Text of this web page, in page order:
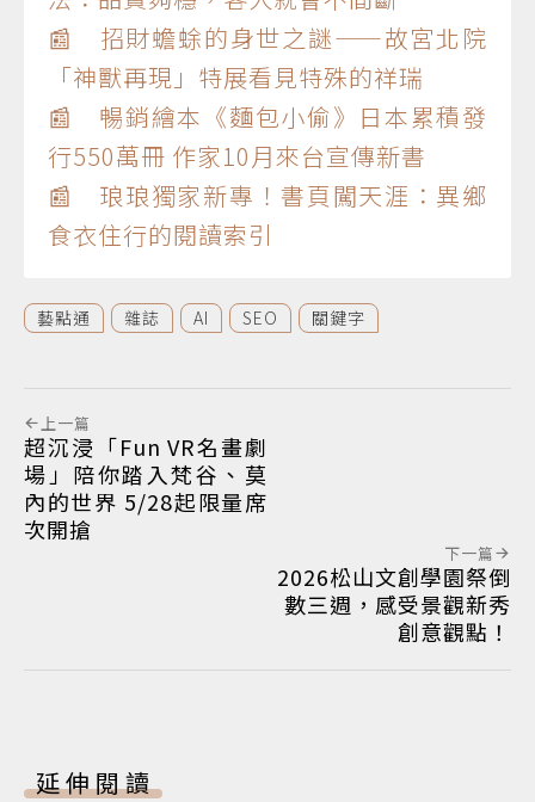
📰 招財蟾蜍的身世之謎——故宮北院
「神獸再現」特展看見特殊的祥瑞
📰 暢銷繪本《麵包小偷》日本累積發
行550萬冊 作家10月來台宣傳新書
📰 琅琅獨家新專！書頁闖天涯：異鄉
食衣住行的閱讀索引
藝點通 雜誌 AI SEO 關鍵字
上一篇
超沉浸「Fun VR名畫劇
場」陪你踏入梵谷、莫
內的世界 5/28起限量席
次開搶
下一篇
2026松山文創學園祭倒
數三週，感受景觀新秀
創意觀點！
延伸閱讀